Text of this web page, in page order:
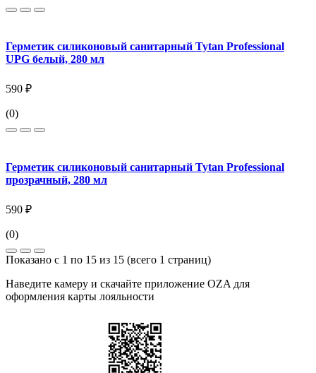
Герметик силиконовый санитарный Tytan Professional
UPG белый, 280 мл
590 ₽
(0)
Герметик силиконовый санитарный Tytan Professional
прозрачный, 280 мл
590 ₽
(0)
Показано с 1 по 15 из 15 (всего 1 страниц)
Наведите камеру и скачайте приложение OZA для
оформления карты лояльности